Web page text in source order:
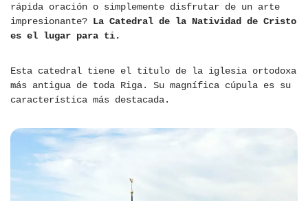
rápida oración o simplemente disfrutar de un arte
impresionante? La Catedral de la Natividad de Cristo
es el lugar para ti.
Esta catedral tiene el título de la iglesia ortodoxa
más antigua de toda Riga. Su magnífica cúpula es su
característica más destacada.